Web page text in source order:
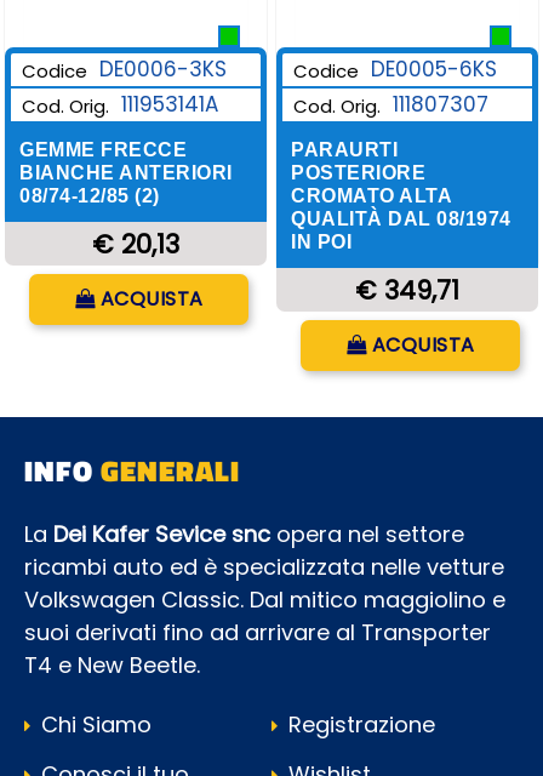
Codice DE0006-3KS
Cod. Orig. 111953141A
GEMME FRECCE
BIANCHE ANTERIORI
08/74-12/85 (2)
€ 20,13
ACQUISTA
Codice DE0005-6KS
Cod. Orig. 111807307
PARAURTI
POSTERIORE
CROMATO ALTA
QUALITÀ DAL 08/1974
IN POI
€ 349,71
ACQUISTA
INFOGENERALI
La Dei Kafer Sevice snc opera nel settore
ricambi auto ed è specializzata nelle vetture
Volkswagen Classic. Dal mitico maggiolino e
suoi derivati fino ad arrivare al Transporter
T4 e New Beetle.
Chi Siamo
Registrazione